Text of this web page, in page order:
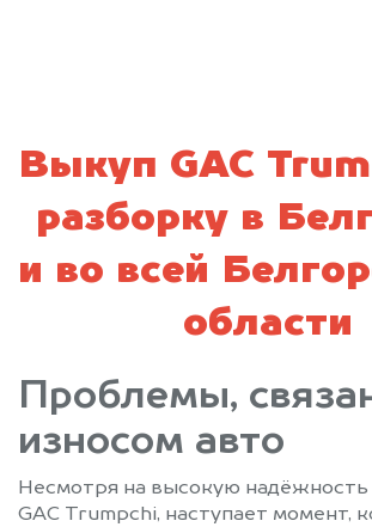
Выкуп GAC
разборку в
и во всей
области
Проблемы,
износом авто
Несмотря на высокую надёжность
GAC Trumpchi, наступает момент,